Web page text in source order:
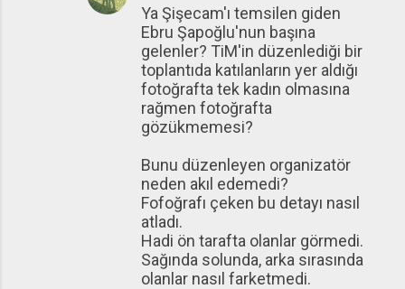
Ya Şişecam'ı temsilen giden
Ebru Şapoğlu'nun başına
gelenler? TiM'in düzenlediği bir
toplantıda katılanların yer aldığı
fotoğrafta tek kadın olmasına
rağmen fotoğrafta
gözükmemesi?
Bunu düzenleyen organizatör
neden akıl edemedi?
Fofoğrafı çeken bu detayı nasıl
atladı.
Hadi ön tarafta olanlar görmedi.
Sağında solunda, arka sırasında
olanlar nasıl farketmedi.